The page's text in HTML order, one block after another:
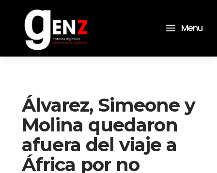
a Menu
Álvarez, Simeone y
Molina quedaron
afuera del viaje a
África por no